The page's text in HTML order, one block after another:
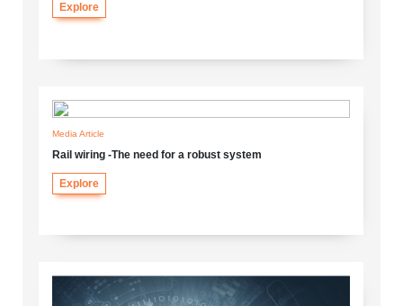
Explore
Media Article
Rail wiring -The need for a robust system
Explore